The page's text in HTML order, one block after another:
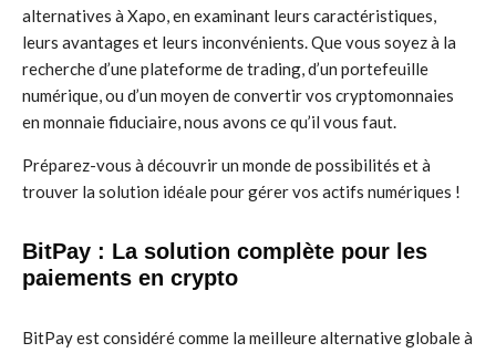
alternatives à Xapo, en examinant leurs caractéristiques,
leurs avantages et leurs inconvénients. Que vous soyez à la
recherche d’une plateforme de trading, d’un portefeuille
numérique, ou d’un moyen de convertir vos cryptomonnaies
en monnaie fiduciaire, nous avons ce qu’il vous faut.
Préparez-vous à découvrir un monde de possibilités et à
trouver la solution idéale pour gérer vos actifs numériques !
BitPay : La solution complète pour les
paiements en crypto
BitPay est considéré comme la meilleure alternative globale à